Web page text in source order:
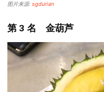
图片来源: sgdurian
第 3 名 金葫芦